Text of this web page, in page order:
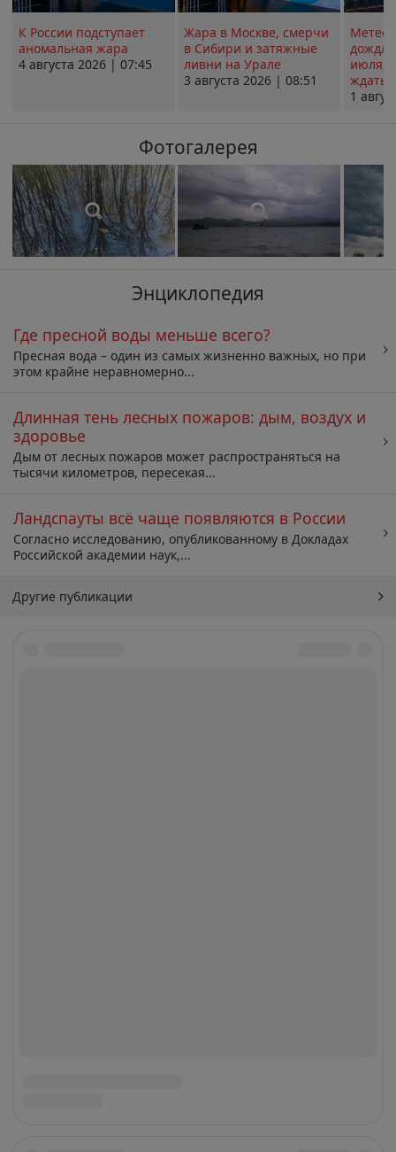
К России подступает
аномальная жара
4 августа 2026 | 07:45
Жара в Москве, смерчи
в Сибири и затяжные
ливни на Урале
3 августа 2026 | 08:51
июля;
ждать
1
Фотогалерея
Энциклопедия
Где пресной воды меньше всего?
Пресная вода – один из самых жизненно важных, но при
этом крайне неравномерно...
Длинная тень лесных пожаров: дым, воздух и
здоровье
Дым от лесных пожаров может распространяться на
тысячи километров, пересекая...
Ландспауты всё чаще появляются в России
Согласно исследованию, опубликованному в Докладах
Российской академии наук,...
Другие публикации